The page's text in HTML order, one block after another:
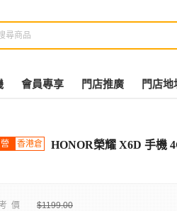
會員專享 門店推廣 門店地
香港倉 HONOR榮耀 X6D 手機
價 $1199.00